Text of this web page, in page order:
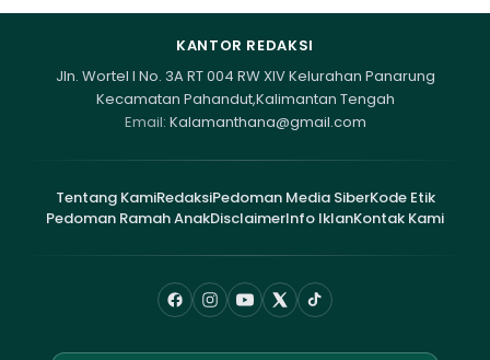
KANTOR REDAKSI
Jln. Wortel I No. 3A RT 004 RW XIV Kelurahan Panarung
Kecamatan Pahandut,Kalimantan Tengah
Email: Kalamanthana@gmail.com
Tentang KamiRedaksiPedoman Media SiberKode Etik
Pedoman Ramah AnakDisclaimerInfo IklanKontak Kami